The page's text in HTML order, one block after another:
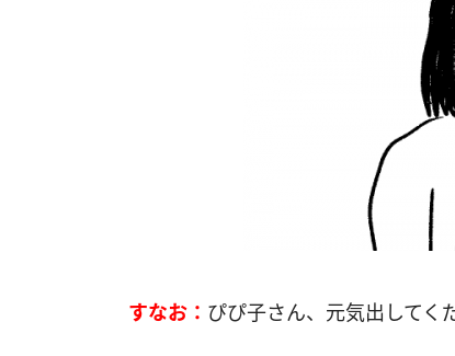
すなお： ぴぴ子さん、元気出してく